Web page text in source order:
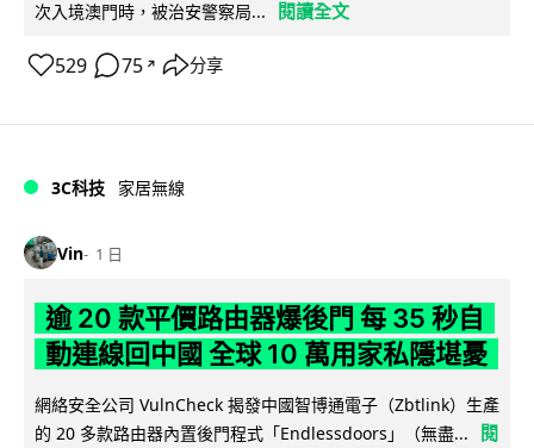
次入境澳門時，被治安警察局...
閱讀全文
529 75 ↗ 分享
3C科技 家居無線
Vin 1 日
逾 20 款平價路由器爆後門 每 35 秒自
動連線回中國 全球 10 萬用家私隱堪憂
網絡安全公司 VulnCheck 揭發中國智博通電子（Zbtlink）生產
的 20 多款路由器內置後門程式「Endlessdoors」（無盡...
閱